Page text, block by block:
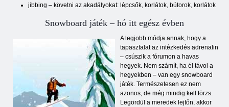
jibbing – követni az akadályokat: lépcsők, korlátok, bútorok, korlátok
Snowboard játék – hó itt egész évben
A legjobb módja annak, hogy a
tapasztalat az intézkedés adrenalin
– csúszik a fórumon a havas
hegyek. Nem számít, ha él távol a
hegyekben – van egy snowboard
játék. Természetesen ez nem
azonos, de még mindig kell törzs.
Legördül a meredek lejtőn, akkor